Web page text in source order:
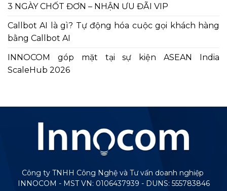
3 NGÀY CHỐT ĐƠN – NHẬN ƯU ĐÃI VIP
Callbot AI là gì? Tự động hóa cuộc gọi khách hàng
bằng Callbot AI
INNOCOM góp mặt tại sự kiện ASEAN India
ScaleHub 2026
Công ty TNHH Công Nghệ và Tư vấn doanh nghiệp
INNOCOM - MST VN: 0106437939 - DUNS: 555783846